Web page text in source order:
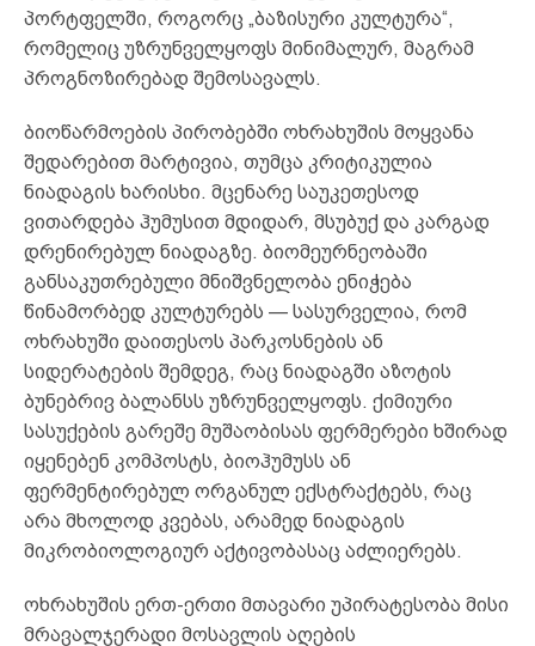
პორტფელში, როგორც „ბაზისური კულტურა“,
რომელიც უზრუნველყოფს მინიმალურ, მაგრამ
პროგნოზირებად შემოსავალს.
ბიოწარმოების პირობებში ოხრახუშის მოყვანა
შედარებით მარტივია, თუმცა კრიტიკულია
ნიადაგის ხარისხი. მცენარე საუკეთესოდ
ვითარდება ჰუმუსით მდიდარ, მსუბუქ და კარგად
დრენირებულ ნიადაგზე. ბიომეურნეობაში
განსაკუთრებული მნიშვნელობა ენიჭება
წინამორბედ კულტურებს — სასურველია, რომ
ოხრახუში დაითესოს პარკოსნების ან
სიდერატების შემდეგ, რაც ნიადაგში აზოტის
ბუნებრივ ბალანსს უზრუნველყოფს. ქიმიური
სასუქების გარეშე მუშაობისას ფერმერები ხშირად
იყენებენ კომპოსტს, ბიოჰუმუსს ან
ფერმენტირებულ ორგანულ ექსტრაქტებს, რაც
არა მხოლოდ კვებას, არამედ ნიადაგის
მიკრობიოლოგიურ აქტივობასაც აძლიერებს.
ოხრახუშის ერთ-ერთი მთავარი უპირატესობა მისი
მრავალჯერადი მოსავლის აღების